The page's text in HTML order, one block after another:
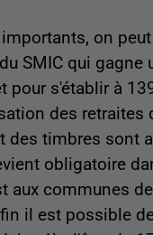
on
SMIC qui gagne
pour s'établir à
des retraites
des timbres sont
obligatoire
aux communes
il est possible